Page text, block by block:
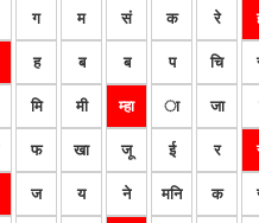
ग म सं क रे
ह ब ब प चि
मि मी म्हा ा जा
फ खा जू ई र
ज य ने मनि क